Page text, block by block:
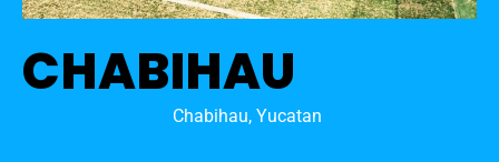
CHABIHAU
Chabihau, Yucatan